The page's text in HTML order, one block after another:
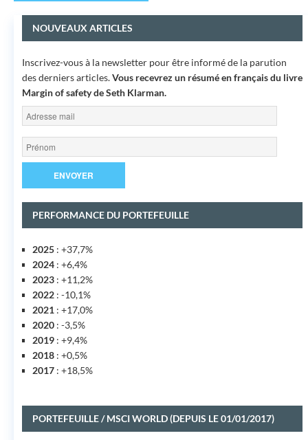
NOUVEAUX ARTICLES
Inscrivez-vous à la newsletter pour être informé de la parution
des derniers articles.Vous recevrez un résumé en français du livre
Margin of safetyde Seth Klarman.
PERFORMANCE DU PORTEFEUILLE
2025 : +37,7%
2024 : +6,4%
2023 : +11,2%
2022 : -10,1%
2021 : +17,0%
2020 : -3,5%
2019 : +9,4%
2018 : +0,5%
2017 : +18,5%
PORTEFEUILLE / MSCI WORLD (DEPUIS LE 01/01/2017)